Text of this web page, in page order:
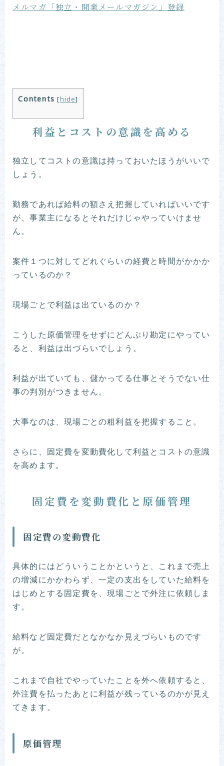
メルマガ「独立・開業メールマガジン」登録
Contents [hide]
利益とコストの意識を高める
独立してコストの意識は持っておいたほうがいいで
しょう。
勤務であれば給料の額さえ把握していればいいです
が、事業主になるとそれだけじゃやっていけませ
ん。
案件１つに対してどれぐらいの経費と時間がかかか
っているのか？
現場ごとで利益は出ているのか？
こうした原価管理をせずにどんぶり勘定にやってい
ると、利益は出づらいでしょう。
利益が出ていても、儲かってる仕事とそうでない仕
事の判別がつきません。
大事なのは、現場ごとの粗利益を把握すること。
さらに、固定費を変動費化して利益とコストの意識
を高めます。
固定費を変動費化と原価管理
固定費の変動費化
具体的にはどういうことかというと、これまで売上
の増減にかかわらず、一定の支出をしていた給料を
はじめとする固定費を、現場ごとで外注に依頼しま
す。
給料など固定費だとなかなか見えづらいものです
が。
これまで自社でやっていたことを外へ依頼すると、
外注費を払ったあとに利益が残っているのかが見え
てきます。
原価管理